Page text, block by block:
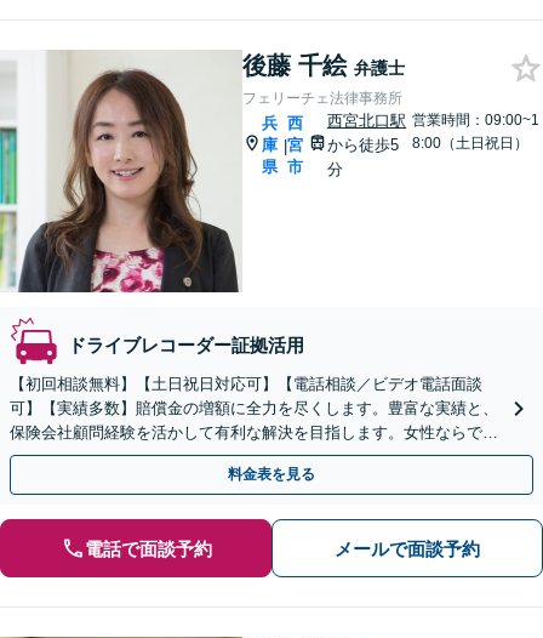
後藤 千絵 弁護士
フェリーチェ法律事務所
兵
庫
県
|
西
宮
市
西宮北口駅
から徒歩5
分
営業時間：09:00~1
8:00（土日祝日）
ドライブレコーダー証拠活用
【初回相談無料】【土日祝日対応可】【電話相談／ビデオ電話面談
可】【実績多数】賠償金の増額に全力を尽くします。豊富な実績と、
保険会社顧問経験を活かして有利な解決を目指します。女性ならでは
の心配りであなたに寄り添います。
料金表を見る
電話で面談予約 メールで面談予約